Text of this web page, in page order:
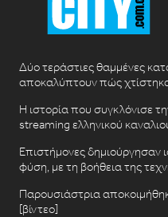
Δύο τεράστιες θαμμένες
αποκαλύπτουν πώς
Η ιστορία που συγκλόνισε
streaming ελληνικού
Επιστήμονες δημιούργησαν
φύση, με τη βοήθεια της
Παρουσιάστρια
[βίντεο]